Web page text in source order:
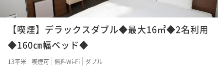
ポイントアップ
【キャッシュレス決済】早期割30プラン・早期の予約
がお得～予約30日前まで～【朝食付き】
ポイントアップ
【キャッシュレス決済】【カジュアルステイを満喫】
シンプルステイ＜食事なし＞
素泊まり 現地決済可 事前決済可
【喫煙】デラックスダブル◆最大16㎡◆2名利用
◆160㎝幅ベッド◆
13平米 喫煙可 無料Wi-Fi ダブル